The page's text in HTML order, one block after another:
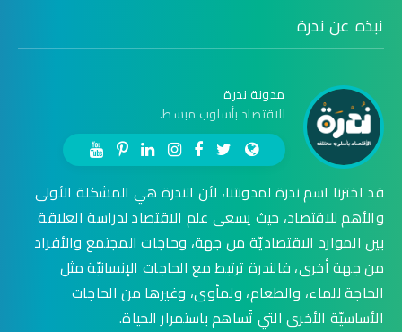
نبذه عن ندرة
مدونة ندرة
الاقتصاد بأسلوب مبسط.
قد اخترنا اسم ندرة لمدونتنا، لأن الندرة هي المشكلة الأولى
والأهم للاقتصاد، حيث يسعى علم الاقتصاد لدراسة العلاقة
بين الموارد الاقتصاديّة من جهة، وحاجات المجتمع والأفراد
من جهة أخرى، فالندرة ترتبط مع الحاجات الإنسانيّة مثل
الحاجة للماء، والطعام، ولمأوى، وغيرها من الحاجات
الأساسيّة الأخرى التي تُساهم باستمرار الحياة.